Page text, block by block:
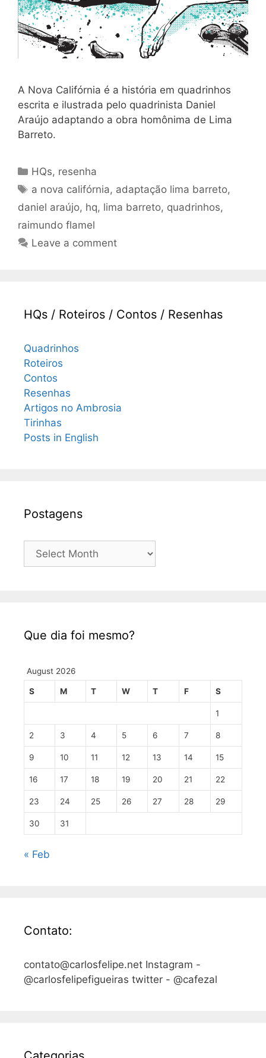
A Nova Califórnia é a história em quadrinhos
escrita e ilustrada pelo quadrinista Daniel
Araújo adaptando a obra homônima de Lima
Barreto.
Categories
HQs, resenha
Tags
a nova califórnia, adaptação lima barreto,
daniel araújo, hq, lima barreto, quadrinhos,
raimundo flamel
Leave a comment
HQs / Roteiros / Contos / Resenhas
Quadrinhos
Roteiros
Contos
Resenhas
Artigos no Ambrosia
Tirinhas
Posts in English
Postagens
Postagens
Que dia foi mesmo?
August 2026
S M T W T F S
1
2 3 4 5 6 7 8
9 10 11 12 13 14 15
16 17 18 19 20 21 22
23 24 25 26 27 28 29
30 31
« Feb
Contato:
contato@carlosfelipe.net Instagram -
@carlosfelipefigueiras twitter - @cafezal